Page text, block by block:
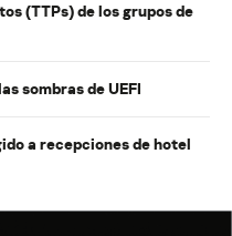
(TTPs) de los grupos de
sombras de UEFI
a recepciones de hotel